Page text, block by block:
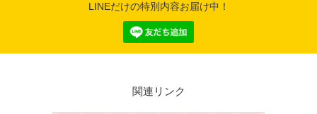
LINEだけの特別内容お届け中！
関連リンク